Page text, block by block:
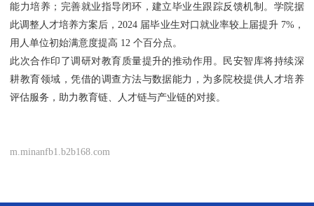
能力培养；完善就业指导闭环，建立毕业生跟踪反馈机制。学院据
此调整人才培养方案后，2024 届毕业生对口就业率较上届提升 7%，
用人单位初始满意度提高 12 个百分点。
此次合作印了调研对教育质量提升的推动作用。民安智库将持续深
耕教育领域，凭借的调查方法与数据能力，为多院校提供人才培养
评估服务，助力教育链、人才链与产业链的对接。
m.minanfb1.b2b168.com